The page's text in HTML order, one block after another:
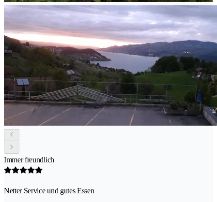
Immer freundlich
Netter Service und gutes Essen